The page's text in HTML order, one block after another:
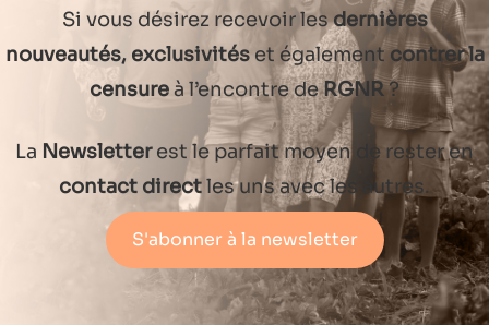
Si vous désirez recevoir lesdernières
nouveautés, exclusivitéset également contrer la
censureà l’encontre deRGNR?
La Newsletterest le parfait moyen de rester en
contact directles uns avec les autres.
S'abonner à la newsletter